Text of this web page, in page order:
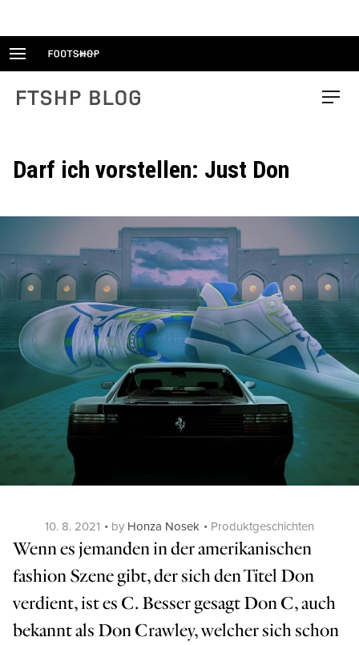
FTSHP blog Menu
Darf ich vorstellen: Just Don
Posted
on
10. 8. 2021 by Honza Nosek Categories
Produktgeschichten
Wenn es jemanden in der amerikanischen
fashion Szene gibt, der sich den Titel Don
verdient, ist es C. Besser gesagt Don C, auch
bekannt als Don Crawley, welcher sich schon